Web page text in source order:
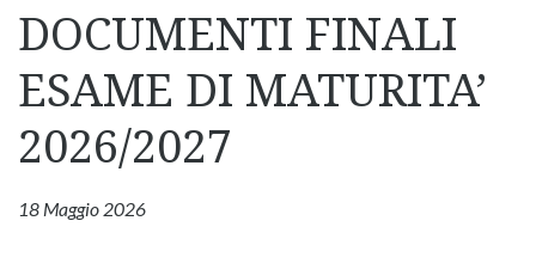
DOCUMENTI FINALI
ESAME DI MATURITA’
2026/2027
18 Maggio 2026